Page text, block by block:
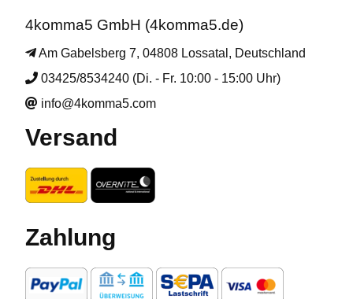
4komma5 GmbH (4komma5.de)
Am Gabelsberg 7, 04808 Lossatal, Deutschland
03425/8534240 (Di. - Fr. 10:00 - 15:00 Uhr)
info@4komma5.com
Versand
Zahlung